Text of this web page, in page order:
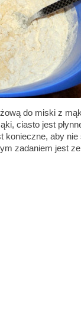
do miski z
ciasto jest
konieczne, aby nie
zadaniem jest